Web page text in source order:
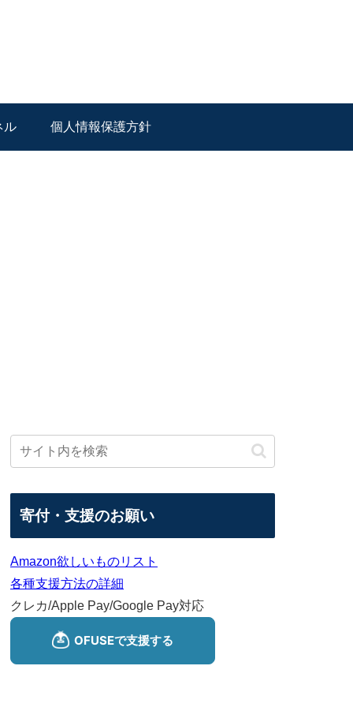
ル 個人情報保護方針
寄付・支援のお願い
Amazon欲しいものリスト
各種支援方法の詳細
クレカ/Apple Pay/Google Pay対応